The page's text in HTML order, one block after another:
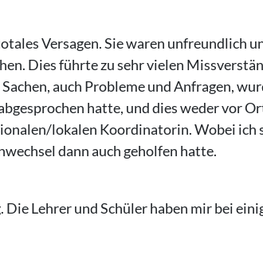
Versagen. Sie waren unfreundlich
Dies führte zu sehr vielen
auch Probleme und Anfragen,
hatte, und dies weder vor
lokalen Koordinatorin. Wobei ich
dann auch geholfen hatte.
Lehrer und Schüler haben mir bei